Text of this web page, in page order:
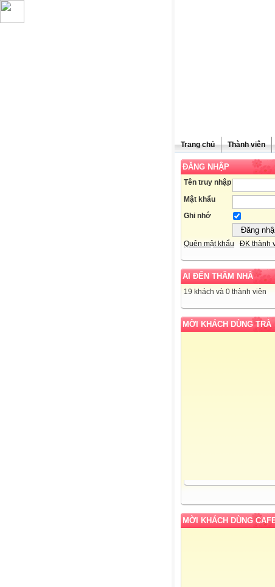
Trang chủ Thành viên
ĐĂNG NHẬP
Tên truy nhập
Mật khẩu
Ghi nhớ
Quên mật khẩu ĐK thành
AI ĐẾN THĂM NHÀ
19 khách và 0 thành viên
MỜI KHÁCH DÙNG TRÀ
MỜI KHÁCH DÙNG
Clik chuột lấy code liên kết các thư